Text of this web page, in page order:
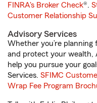
FINRA's Broker Check®.
Customer Relationship
Advisory Services
Whether you’re
and protect your wealth,
help you pursue your
Services. SFIMC
Wrap Fee Program